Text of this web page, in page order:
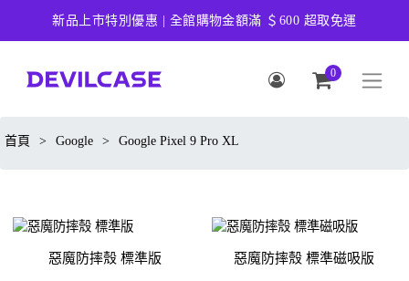
新品上市特別優惠 | 全館購物金額滿 ＄600 超取免運
0
首頁 > Google > Google Pixel 9 Pro XL
惡魔防摔殼 標準版 惡魔防摔殼 標準磁吸版